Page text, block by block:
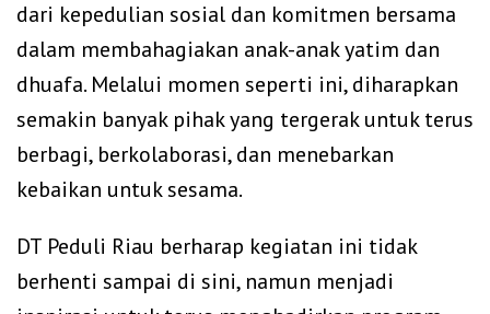
dari kepedulian sosial dan komitmen bersama
dalam membahagiakan anak-anak yatim dan
dhuafa. Melalui momen seperti ini, diharapkan
semakin banyak pihak yang tergerak untuk terus
berbagi, berkolaborasi, dan menebarkan
kebaikan untuk sesama.
DT Peduli Riau berharap kegiatan ini tidak
berhenti sampai di sini, namun menjadi